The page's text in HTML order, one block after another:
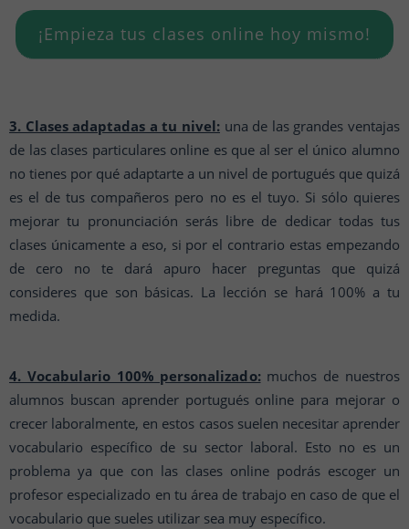
¡Empieza tus clases online hoy mismo!
3. Clases adaptadas a tu nivel: una de las grandes ventajas
de las clases particulares online es que al ser el único alumno
no tienes por qué adaptarte a un nivel de portugués que quizá
es el de tus compañeros pero no es el tuyo. Si sólo quieres
mejorar tu pronunciación serás libre de dedicar todas tus
clases únicamente a eso, si por el contrario estas empezando
de cero no te dará apuro hacer preguntas que quizá
consideres que son básicas. La lección se hará 100% a tu
medida.
4. Vocabulario 100% personalizado:muchos de nuestros
alumnos buscan aprender portugués online para mejorar o
crecer laboralmente, en estos casos suelen necesitar aprender
vocabulario específico de su sector laboral. Esto no es un
problema ya que con las clases online podrás escoger un
profesor especializado en tu área de trabajo en caso de que el
vocabulario que sueles utilizar sea muy específico.